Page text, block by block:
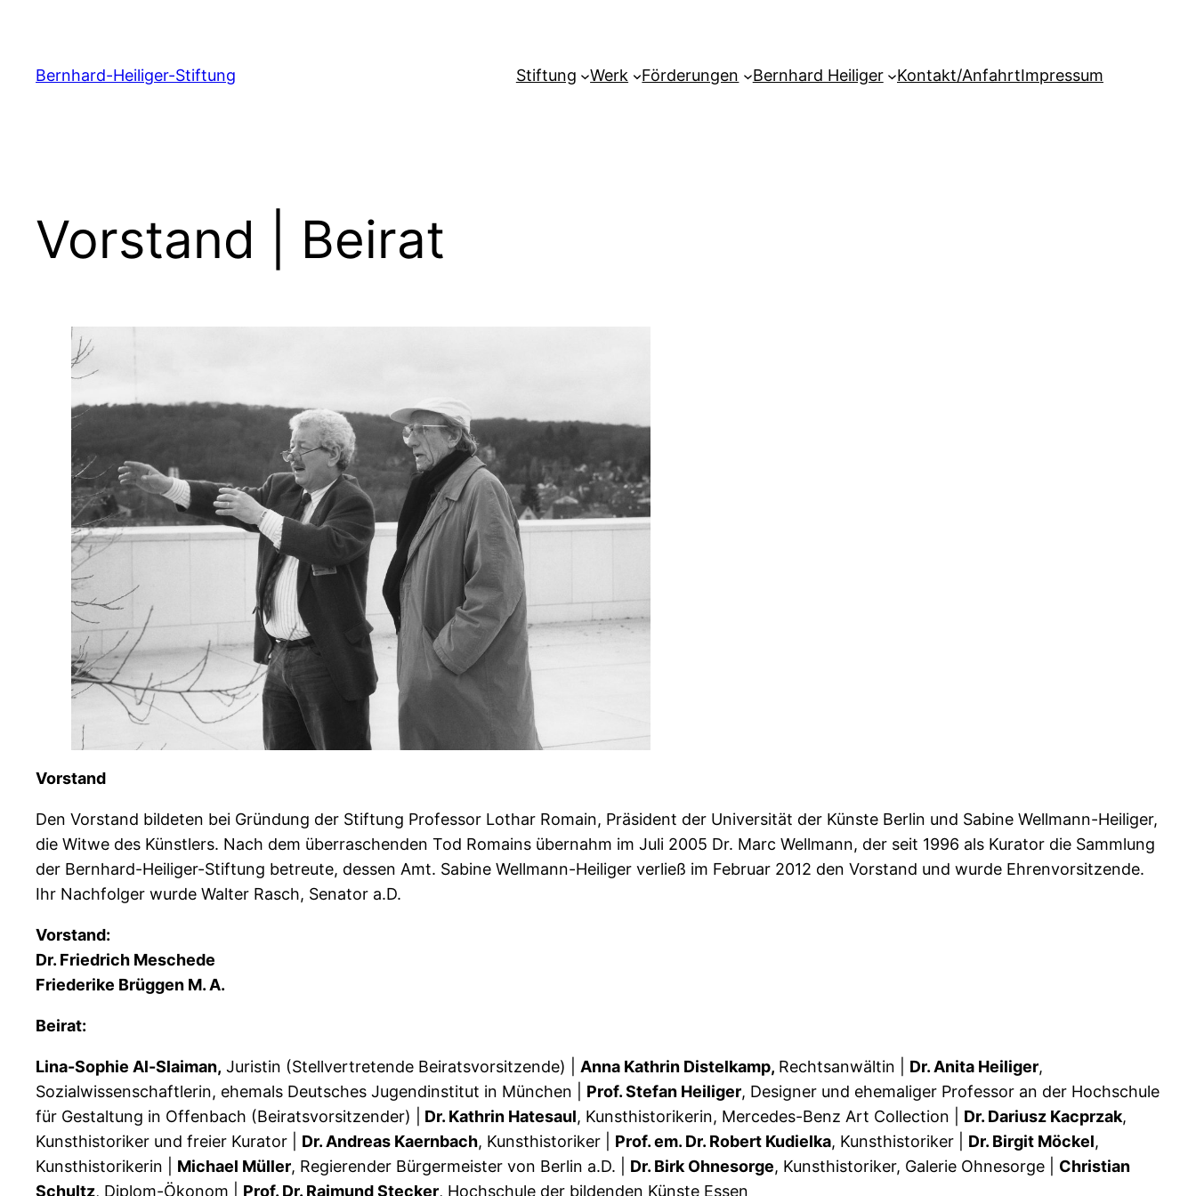
springen
Bernhard-Heiliger-Stiftung Stiftung Werk Förderungen Bernhard Heiliger Kontakt/AnfahrtImpressum
Vorstand | Beirat
Vorstand
Den Vorstand bildeten bei Gründung der Stiftung Professor Lothar Romain, Präsident der Universität der Künste Berlin und Sabine Wellmann-Heiliger,
die Witwe des Künstlers. Nach dem überraschenden Tod Romains übernahm im Juli 2005 Dr. Marc Wellmann, der seit 1996 als Kurator die Sammlung
der Bernhard-Heiliger-Stiftung betreute, dessen Amt. Sabine Wellmann-Heiliger verließ im Februar 2012 den Vorstand und wurde Ehrenvorsitzende.
Ihr Nachfolger wurde Walter Rasch, Senator a.D.
Vorstand:
Dr. Friedrich Meschede
Friederike Brüggen M. A.
Beirat:
Lina-Sophie Al-Slaiman, Juristin (Stellvertretende Beiratsvorsitzende) | Anna Kathrin Distelkamp, Rechtsanwältin | Dr. Anita Heiliger,
Sozialwissenschaftlerin, ehemals Deutsches Jugendinstitut in München | Prof. Stefan Heiliger, Designer und ehemaliger Professor an der Hochschule
für Gestaltung in Offenbach (Beiratsvorsitzender) |
Dr. Kathrin Hatesaul, Kunsthistorikerin, Mercedes-Benz Art Collection | Dr. Dariusz Kacprzak,
Kunsthistoriker und freier Kurator | Dr. Andreas Kaernbach, Kunsthistoriker | Prof. em. Dr. Robert Kudielka, Kunsthistoriker | Dr. Birgit Möckel,
Kunsthistorikerin | Michael Müller, Regierender Bürgermeister von Berlin a.D. | Dr. Birk Ohnesorge, Kunsthistoriker, Galerie Ohnesorge | Christian
Schultz, Diplom-Ökonom | Prof. Dr. Raimund Stecker, Hochschule der bildenden Künste Essen